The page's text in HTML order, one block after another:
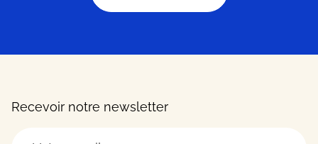
Recevoir notre newsletter